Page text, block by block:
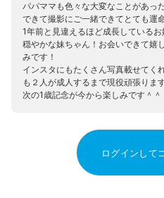
パパママも色々な大変なことがあっ
できて撮影にご一緒できてとても運
1年前と見違えるほど成長している
穏やかな妹ちゃん！お会いできて嬉
みです！
インスタにもたくさん写真載せてく
も２人が成人するまで現役頑張りま
次の1歳記念が今から楽しみです＾＾
ログインして